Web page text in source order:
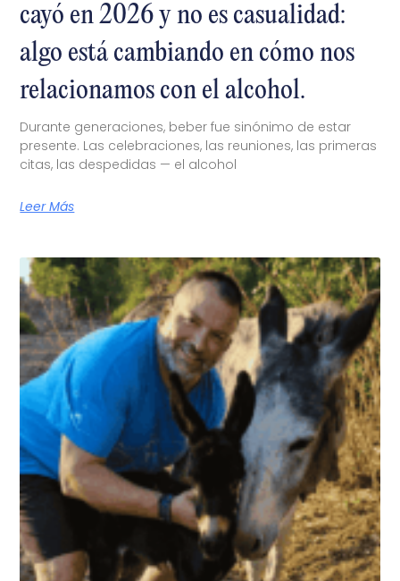
cayó en 2026 y no es casualidad:
algo está cambiando en cómo nos
relacionamos con el alcohol.
Durante generaciones, beber fue sinónimo de estar
presente. Las celebraciones, las reuniones, las primeras
citas, las despedidas — el alcohol
Leer Más